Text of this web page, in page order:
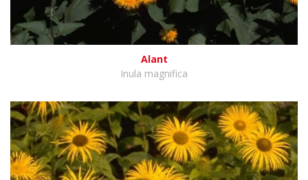
Alant
Inula magnifica